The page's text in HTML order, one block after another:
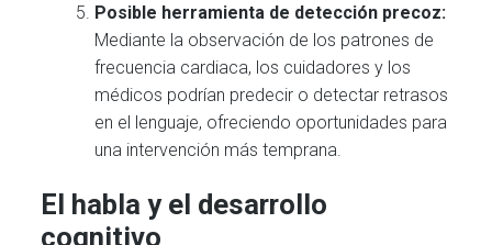
Posible herramienta de detección precoz:
Mediante la observación de los patrones de
frecuencia cardiaca, los cuidadores y los
médicos podrían predecir o detectar retrasos
en el lenguaje, ofreciendo oportunidades para
una intervención más temprana.
El habla y el desarrollo
cognitivo